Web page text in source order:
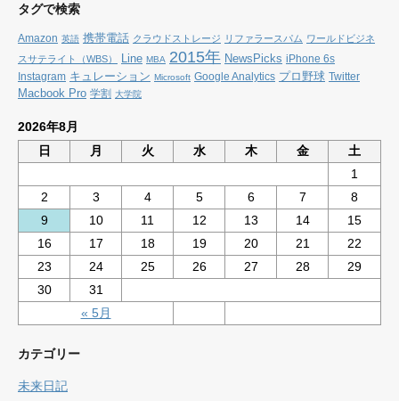
タグで検索
Amazon 英語 携帯電話 クラウドストレージ リファラースパム ワールドビジネ
スサテライト（WBS）
Line MBA 2015年 NewsPicks iPhone 6s
Instagram キュレーション Microsoft Google Analytics プロ野球 Twitter
Macbook Pro 学割 大学院
2026年8月
日
月 火 水 木 金 土
« 5月
1
2
3 4 5 6 7
8
9
10 11 12 13 14
15
16
17 18 19 20 21
22
23
24 25 26 27 28
29
30
31
カテゴリー
未来日記